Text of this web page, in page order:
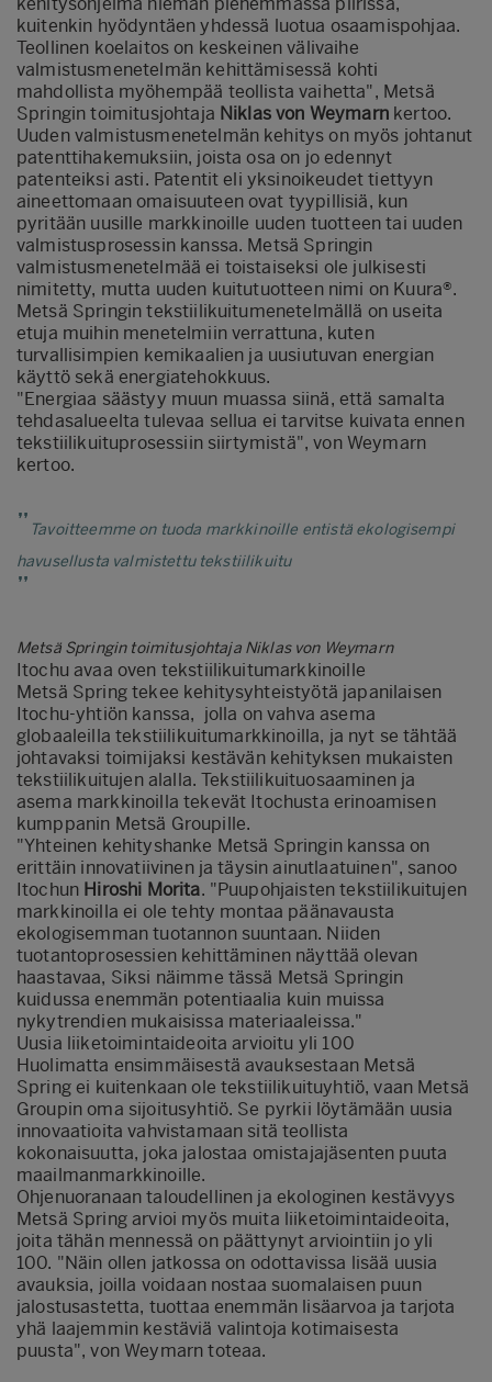
kuitenkin hyödyntäen yhdessä luotua osaamispohjaa.
Teollinen koelaitos on keskeinen välivaihe
valmistusmenetelmän kehittämisessä kohti
mahdollista myöhempää teollista vaihetta", Metsä
Springin toimitusjohtaja Niklas von Weymarnkertoo.
Uuden valmistusmenetelmän kehitys on myös johtanut
patenttihakemuksiin, joista osa on jo edennyt
patenteiksi asti. Patentit eli yksinoikeudet tiettyyn
aineettomaan omaisuuteen ovat tyypillisiä, kun
pyritään uusille markkinoille uuden tuotteen tai uuden
valmistusprosessin kanssa. Metsä Springin
valmistusmenetelmää ei toistaiseksi ole julkisesti
nimitetty, mutta uuden kuitutuotteen nimi on Kuura®.
Metsä Springin tekstiilikuitumenetelmällä on useita
etuja muihin menetelmiin verrattuna, kuten
turvallisimpien kemikaalien ja uusiutuvan energian
käyttö sekä energiatehokkuus.
"Energiaa säästyy muun muassa siinä, että samalta
tehdasalueelta tulevaa sellua ei tarvitse kuivata ennen
tekstiilikuituprosessiin siirtymistä", von Weymarn
kertoo.
Tavoitteemme on tuoda markkinoille entistä ekologisempi
havusellusta valmistettu tekstiilikuitu
Metsä Springin toimitusjohtaja Niklas von Weymarn
Itochu avaa oven tekstiilikuitumarkkinoille
Metsä Spring tekee kehitysyhteistyötä japanilaisen
Itochu-yhtiön kanssa, jolla on vahva asema
globaaleilla tekstiilikuitumarkkinoilla, ja nyt se tähtää
johtavaksi toimijaksi kestävän kehityksen mukaisten
tekstiilikuitujen alalla. Tekstiilikuituosaaminen ja
asema markkinoilla tekevät Itochusta erinoamisen
kumppanin Metsä Groupille.
"Yhteinen kehityshanke Metsä Springin kanssa on
erittäin innovatiivinen ja täysin ainutlaatuinen", sanoo
Itochun Hiroshi Morita. "Puupohjaisten tekstiilikuitujen
markkinoilla ei ole tehty montaa päänavausta
ekologisemman tuotannon suuntaan. Niiden
tuotantoprosessien kehittäminen näyttää olevan
haastavaa, Siksi näimme tässä Metsä Springin
kuidussa enemmän potentiaalia kuin muissa
nykytrendien mukaisissa materiaaleissa."
Uusia liiketoimintaideoita arvioitu yli 100
Huolimatta ensimmäisestä avauksestaan Metsä
Spring ei kuitenkaan ole tekstiilikuituyhtiö, vaan Metsä
Groupin oma sijoitusyhtiö. Se pyrkii löytämään uusia
innovaatioita vahvistamaan sitä teollista
kokonaisuutta, joka jalostaa omistajajäsenten puuta
maailmanmarkkinoille.
Ohjenuoranaan taloudellinen ja ekologinen kestävyys
Metsä Spring arvioi myös muita liiketoimintaideoita,
joita tähän mennessä on päättynyt arviointiin jo yli
100. "Näin ollen jatkossa on odottavissa lisää uusia
avauksia, joilla voidaan nostaa suomalaisen puun
jalostusastetta, tuottaa enemmän lisäarvoa ja tarjota
yhä laajemmin kestäviä valintoja kotimaisesta
puusta", von Weymarn toteaa.